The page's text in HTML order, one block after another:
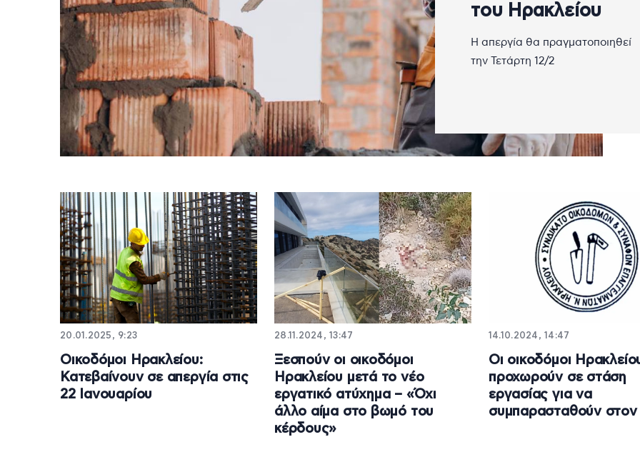
του Ηρακλείου
Η απεργία θα πραγματοποιηθεί
την Τετάρτη 12/2
20.01.2025, 9:23
Οικοδόμοι Ηρακλείου:
Κατεβαίνουν σε απεργία στις
22 Ιανουαρίου
28.11.2024, 13:47
Ξεσπούν οι οικοδόμοι
Ηρακλείου μετά το νέο
εργατικό ατύχημα – «Όχι
άλλο αίμα στο βωμό του
κέρδους»
14.10.2024, 14:47
Οι οικοδόμοι
προχωρούν σε στάση
εργασίας για να
συμπαρασταθούν